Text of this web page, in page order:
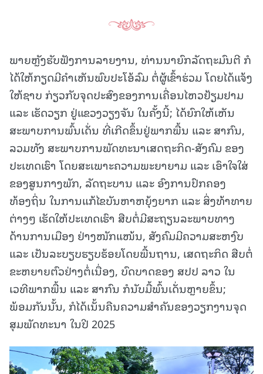
ພາຍຫຼັງຮັບຟັງການລາຍງານ, ທ່ານນາຍົກລັດຖະມົນຕີ ກໍ
ໄດ້ໃຫ້ກຽດມີຄຳເຫັນພົບປະໂອ້ລົມ ຕໍ່ຜູ້ເຂົ້າຮ່ວມ ໂດຍໄດ້ແຈ້ງ
ໃຫ້ຊາບ ກ່ຽວກັບຈຸດປະສົງຂອງການເຄື່ອນໄຫວຢ້ຽມຢາມ
ແລະ ເຮັດວຽກ ຢູ່ແຂວງວຽງຈັນ ໃນຄັ້ງນີ້; ໄດ້ຍົກໃຫ້ເຫັນ
ສະພາບການພົ້ນເດັ່ນ ທີ່ເກີດຂຶ້ນຢູ່ພາກພື້ນ ແລະ ສາກົນ,
ລວມທັງ ສະພາບການພັດທະນາເສດຖະກິດ-ສັງຄົມ ຂອງ
ປະເທດເຮົາ ໂດຍສະເພາະຄວາມພະຍາຍາມ ແລະ ເອົາໃຈໃສ່
ຂອງສູນກາງພັກ, ລັດຖະບານ ແລະ ອົງການປົກຄອງ
ທ້ອງຖິ່ນ ໃນການແກ້ໄຂບັນຫາຫຍຸ້ງຍາກ ແລະ ສິ່ງທ້າທາຍ
ຕ່າງໆ ເຮັດໃຫ້ປະເທດເຮົາ ສືບຕໍ່ມີສະຖຽນລະພາບທາງ
ດ້ານການເມືອງ ຢ່າງໜັກແໜ້ນ, ສັງຄົມມີຄວາມສະຫງົບ
ແລະ ເປັນລະບຽບຮຽບຮ້ອຍໂດຍພື້ນຖານ, ເສດຖະກິດ ສືບຕໍ່
ຂະຫຍາຍຕົວຢ່າງຕໍ່ເນື່ອງ, ບົດບາດຂອງ ສປປ ລາວ ໃນ
ເວທີພາກພື້ນ ແລະ ສາກົນ ກໍນັບມື້ພົ້ນເດັ່ນຫຼາຍຂຶ້ນ;
ພ້ອມກັນນັ້ນ, ກໍໄດ້ເນັ້ນຄືນຄວາມສໍາຄັນຂອງວຽກງານຈຸດ
ສຸມພັດທະນາ ໃນປີ 2025